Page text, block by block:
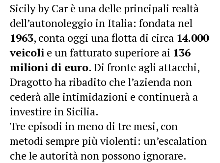
Sicily by Car è una delle principali realtà
dell’autonoleggio in Italia: fondata nel
1963, conta oggi una flotta di circa 14.000
veicoli e un fatturato superiore ai 136
milioni di euro. Di fronte agli attacchi,
Dragotto ha ribadito che l’azienda non
cederà alle intimidazioni e continuerà a
investire in Sicilia.
Tre episodi in meno di tre mesi, con
metodi sempre più violenti: un’escalation
che le autorità non possono ignorare.